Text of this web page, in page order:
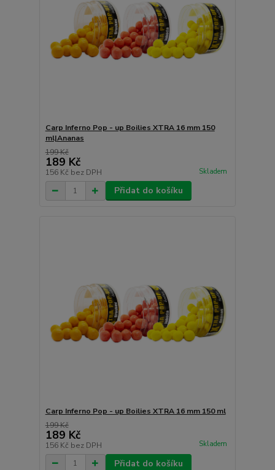
Carp Inferno Pop - up Boilies XTRA 16 mm 150
ml|Ananas
199 Kč
189 Kč
156 Kč bez DPH Skladem
Přidat do košíku
Carp Inferno Pop - up Boilies XTRA 16 mm 150 ml
199 Kč
189 Kč
156 Kč bez DPH Skladem
Přidat do košíku